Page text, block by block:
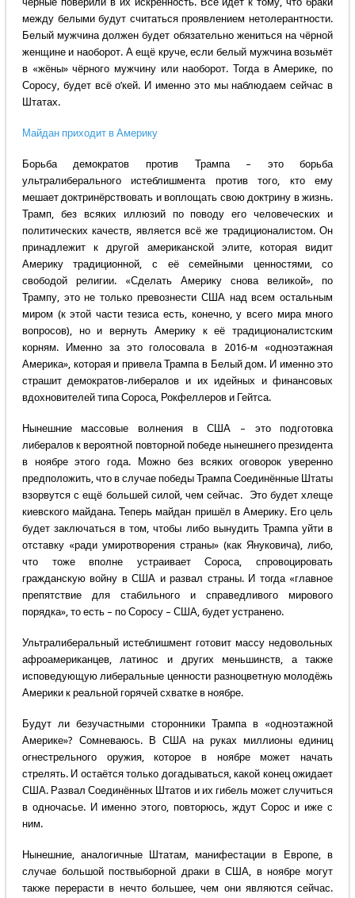
между белыми будут считаться проявлением нетолерантности.
Белый мужчина должен будет обязательно жениться на чёрной
женщине и наоборот. А ещё круче, если белый мужчина возьмёт
в «жёны» чёрного мужчину или наоборот. Тогда в Америке, по
Соросу, будет всё о’кей. И именно это мы наблюдаем сейчас в
Штатах.
Майдан приходит в Америку
Борьба демократов против Трампа – это борьба
ультралиберального истеблишмента против того, кто ему
мешает доктринёрствовать и воплощать свою доктрину в жизнь.
Трамп, без всяких иллюзий по поводу его человеческих и
политических качеств, является всё же традиционалистом. Он
принадлежит к другой американской элите, которая видит
Америку традиционной, с её семейными ценностями, со
свободой религии. «Сделать Америку снова великой», по
Трампу, это не только превознести США над всем остальным
миром (к этой части тезиса есть, конечно, у всего мира много
вопросов), но и вернуть Америку к её традиционалистским
корням. Именно за это голосовала в 2016-м «одноэтажная
Америка», которая и привела Трампа в Белый дом. И именно это
страшит демократов-либералов и их идейных и финансовых
вдохновителей типа Сороса, Рокфеллеров и Гейтса.
Нынешние массовые волнения в США – это подготовка
либералов к вероятной повторной победе нынешнего президента
в ноябре этого года. Можно без всяких оговорок уверенно
предположить, что в случае победы Трампа Соединённые Штаты
взорвутся с ещё большей силой, чем сейчас. Это будет хлеще
киевского майдана. Теперь майдан пришёл в Америку. Его цель
будет заключаться в том, чтобы либо вынудить Трампа уйти в
отставку «ради умиротворения страны» (как Януковича), либо,
что тоже вполне устраивает Сороса, спровоцировать
гражданскую войну в США и развал страны. И тогда «главное
препятствие для стабильного и справедливого мирового
порядка», то есть – по Соросу – США, будет устранено.
Ультралиберальный истеблишмент готовит массу недовольных
афроамериканцев, латинос и других меньшинств, а также
исповедующую либеральные ценности разноцветную молодёжь
Америки к реальной горячей схватке в ноябре.
Будут ли безучастными сторонники Трампа в «одноэтажной
Америке»? Сомневаюсь. В США на руках миллионы единиц
огнестрельного оружия, которое в ноябре может начать
стрелять. И остаётся только догадываться, какой конец ожидает
США. Развал Соединённых Штатов и их гибель может случиться
в одночасье. И именно этого, повторюсь, ждут Сорос и иже с
ним.
Нынешние, аналогичные Штатам, манифестации в Европе, в
случае большой поствыборной драки в США, в ноябре могут
также перерасти в нечто большее, чем они являются сейчас.